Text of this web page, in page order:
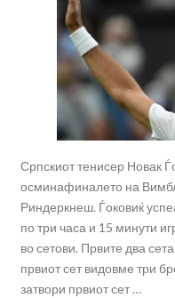
Српскиот тенисер Новак
осминафиналето на
Риндеркнеш. Ѓоковиќ
по три часа и 15 минути
во сетови. Првите два
првиот сет видовме три
затвори првиот сет …